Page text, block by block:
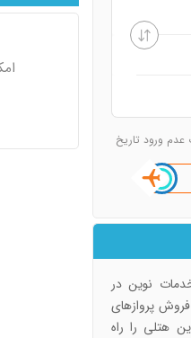
ورود تاریخ
نوین در
پروازهای
هتلی را راه